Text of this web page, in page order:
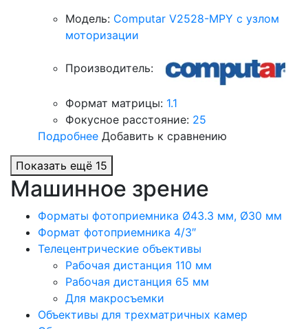
Модель: Computar V2528-MPY с узлом
моторизации
Производитель:
Формат матрицы: 1.1
Фокусное расстояние: 25
Подробнее Добавить к сравнению
Показать ещё 15
Машинное зрение
Форматы фотоприемника Ø43.3 мм, Ø30 мм
Формат фотоприемника 4/3″
Телецентрические объективы
Рабочая дистанция 110 мм
Рабочая дистанция 65 мм
Для макросъемки
Объективы для трехматричных камер